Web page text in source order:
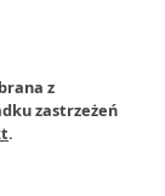
z
zastrzeżeń
.